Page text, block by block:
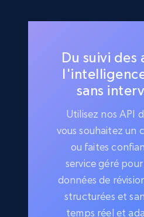
Du suivi des
sans
Utilisez nos API
vous souhaitez un
ou faites
service géré
données de
structurées et
temps réel et